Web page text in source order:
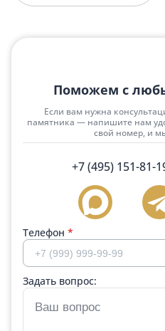
Поможем с
Если вам нужна
памятника — напишите нам
свой номер, и
+7 (495) 151-81-
Телефон *
Задать вопрос: